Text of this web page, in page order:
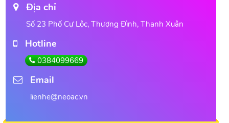
Địa chỉ
Số 23 Phố Cự Lộc, Thượng Đình, Thanh Xuân
Hotline
0384099669
Email
lienhe@neoac.vn